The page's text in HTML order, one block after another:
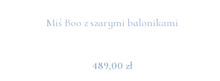
Miś Boo z szarymi balonikami
489,00 zł